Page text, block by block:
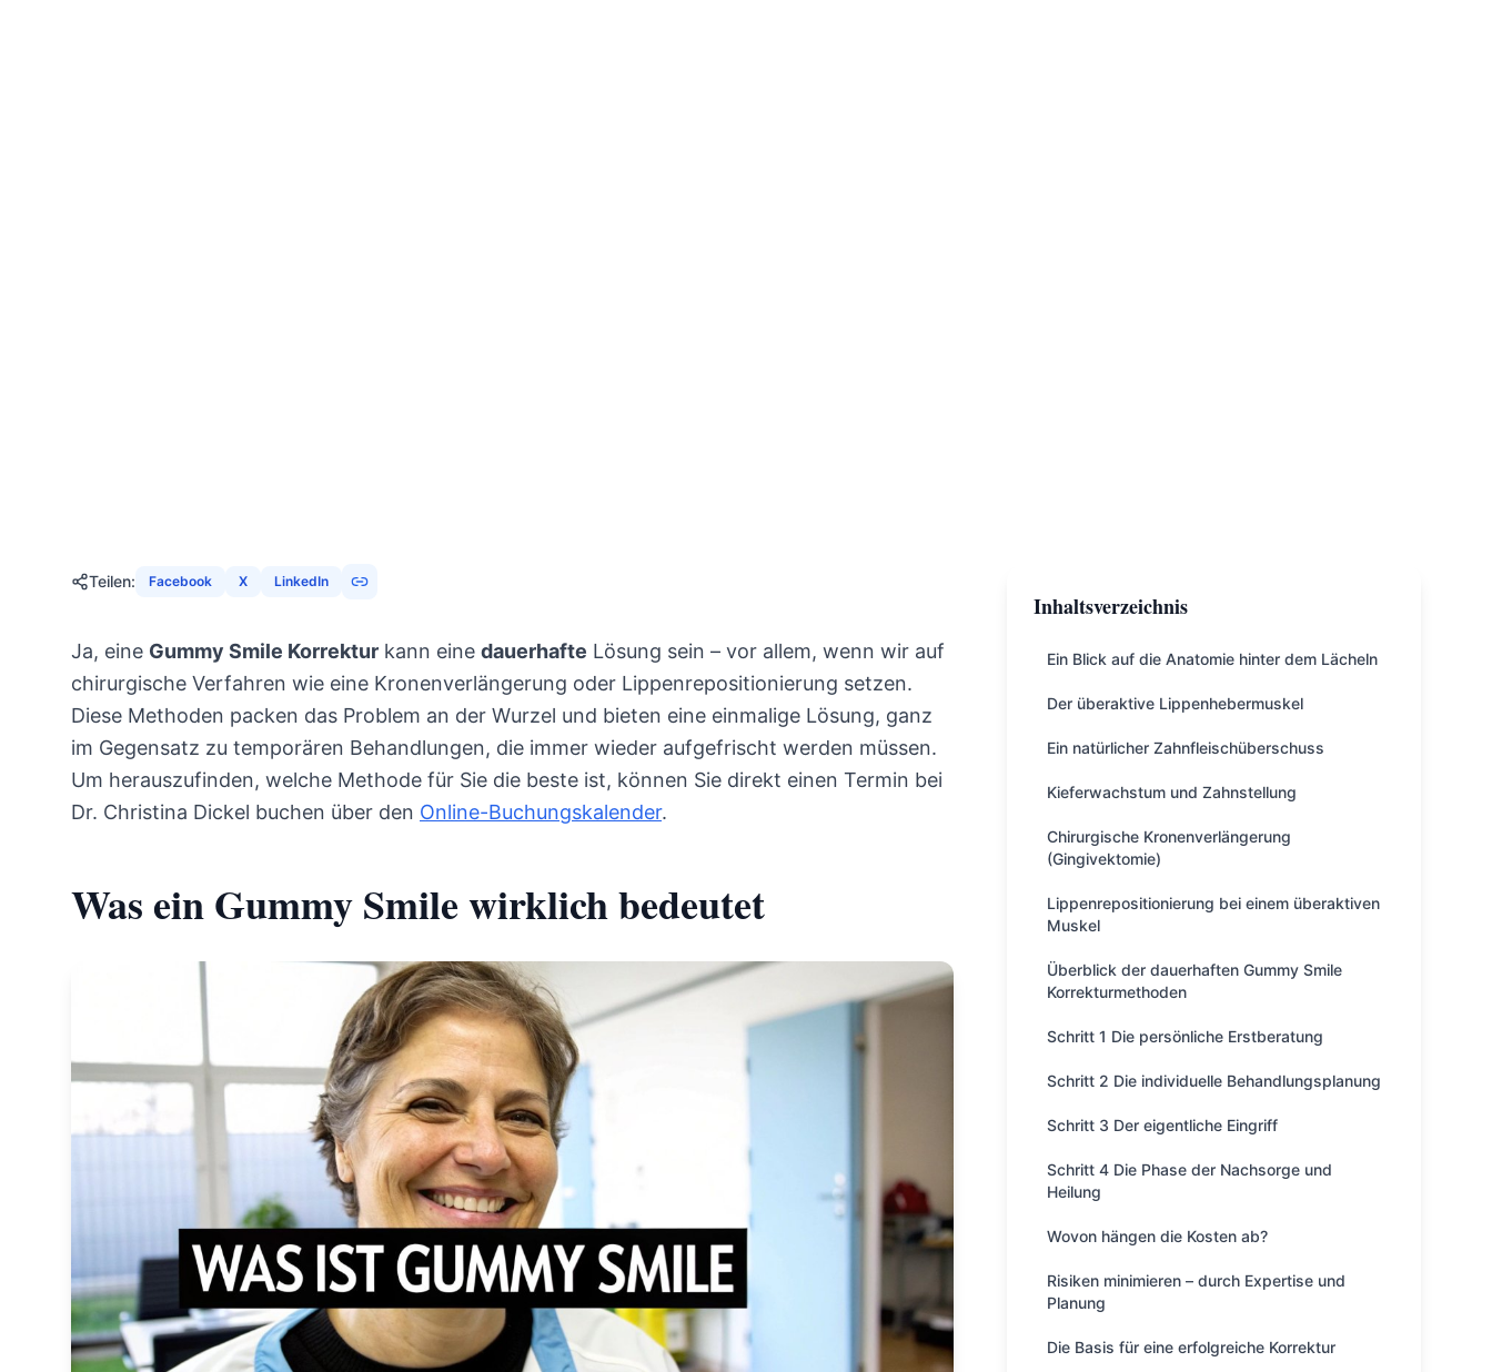
Teilen: Facebook X LinkedIn
Ja, eine Gummy Smile Korrektur kann eine dauerhafte Lösung sein – vor allem, wenn wir auf
chirurgische Verfahren wie eine Kronenverlängerung oder Lippenrepositionierung setzen.
Diese Methoden packen das Problem an der Wurzel und bieten eine einmalige Lösung, ganz
im Gegensatz zu temporären Behandlungen, die immer wieder aufgefrischt werden müssen.
Um herauszufinden, welche Methode für Sie die beste ist, können Sie direkt einen Termin bei
Dr. Christina Dickel buchen über den Online-Buchungskalender.
Was ein Gummy Smile wirklich bedeutet
Inhaltsverzeichnis
Ein Blick auf die Anatomie hinter dem Lächeln
Der überaktive Lippenhebermuskel
Ein natürlicher Zahnfleischüberschuss
Kieferwachstum und Zahnstellung
Chirurgische Kronenverlängerung
(Gingivektomie)
Lippenrepositionierung bei einem überaktiven
Muskel
Überblick der dauerhaften Gummy Smile
Korrekturmethoden
Schritt 1 Die persönliche Erstberatung
Schritt 2 Die individuelle Behandlungsplanung
Schritt 3 Der eigentliche Eingriff
Schritt 4 Die Phase der Nachsorge und
Heilung
Wovon hängen die Kosten ab?
Risiken minimieren – durch Expertise und
Planung
Die Basis für eine erfolgreiche Korrektur